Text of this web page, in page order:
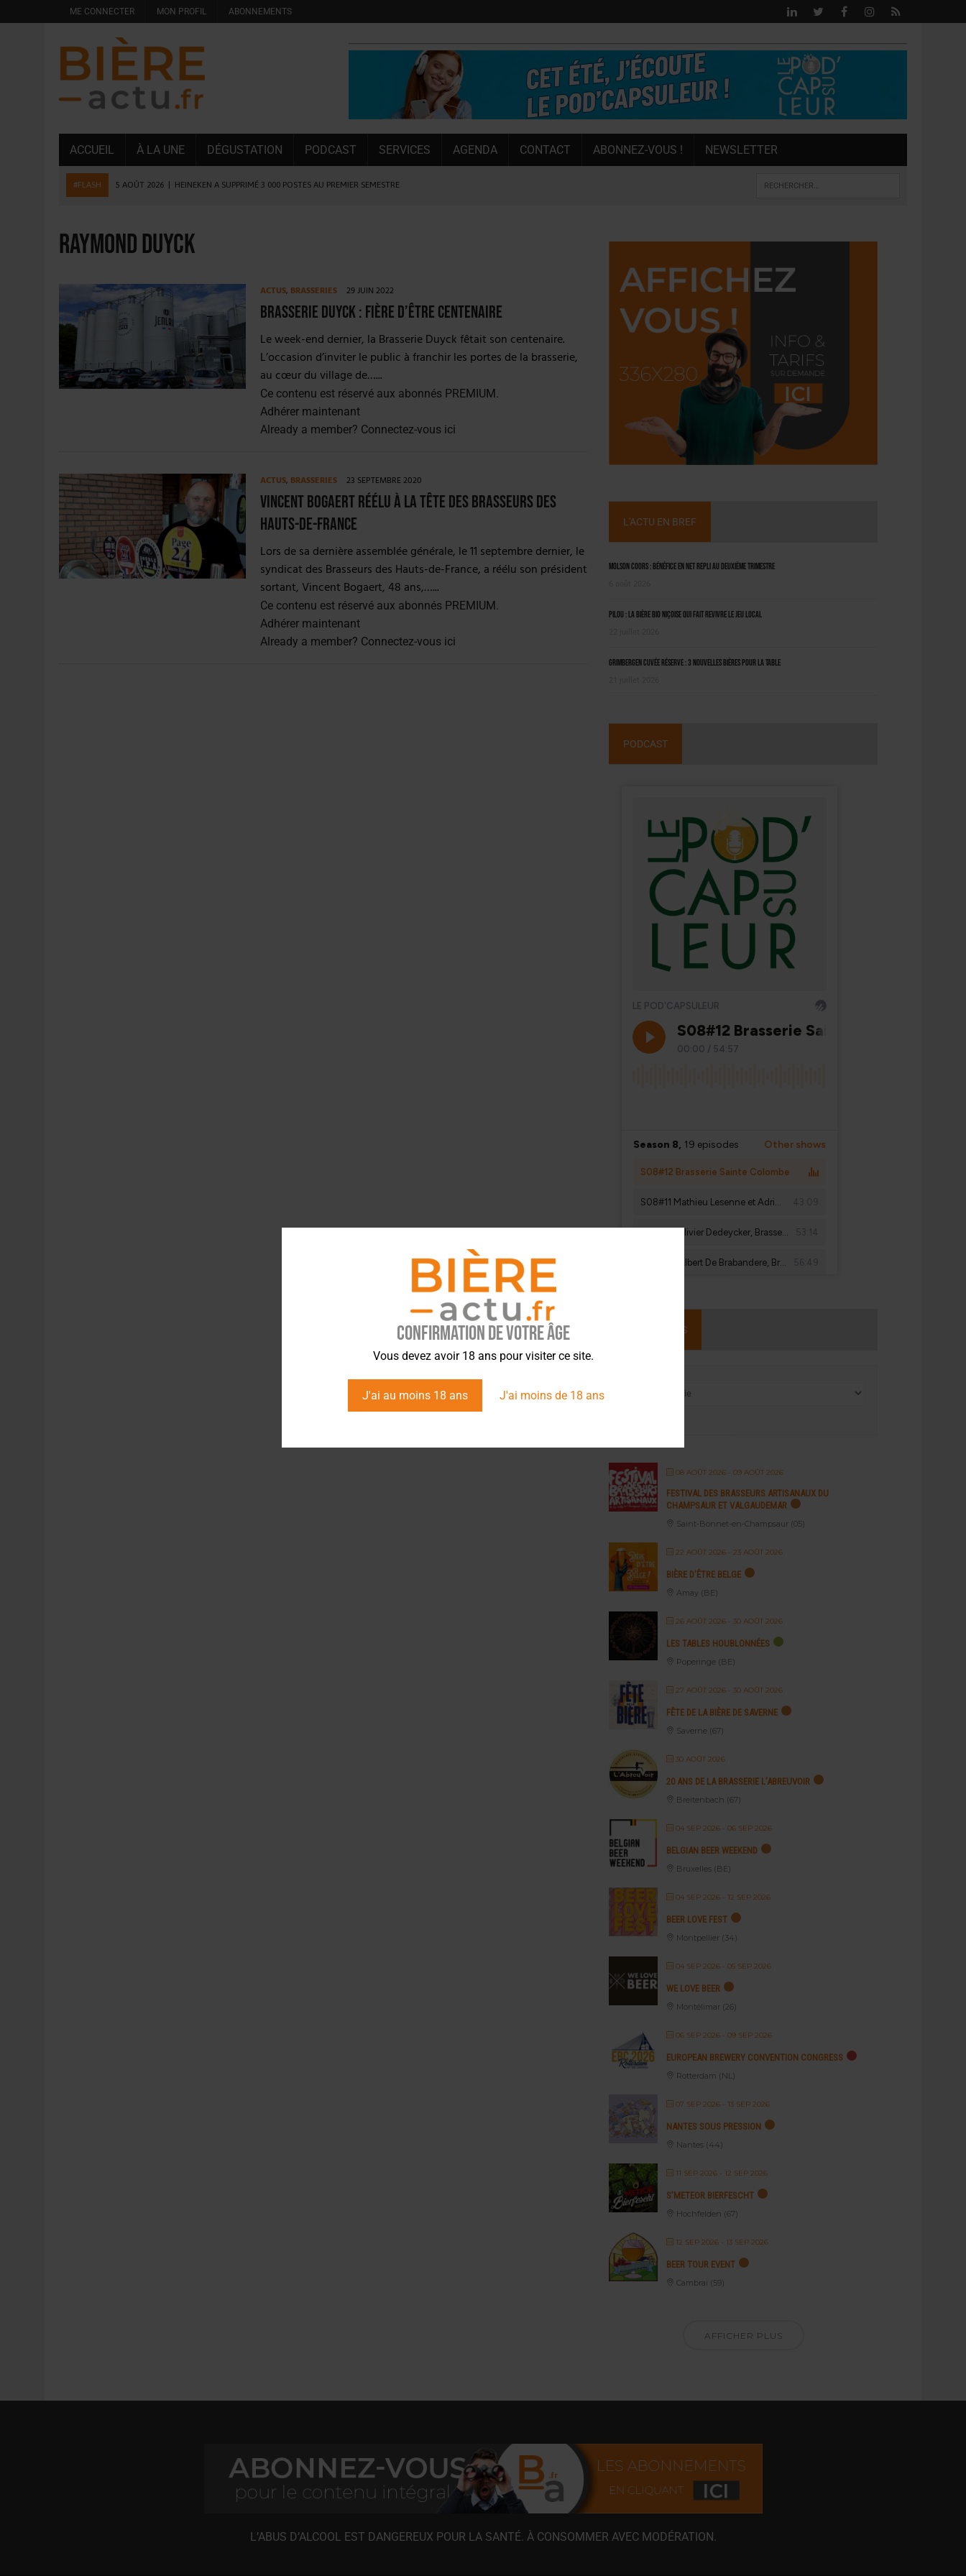
Confirmation de votre âge
Vous devez avoir 18 ans pour visiter ce site.
J'ai au moins 18 ans J'ai moins de 18 ans
ME CONNECTER MON PROFIL ABONNEMENTS
ACCUEIL À LA UNE DÉGUSTATION PODCAST SERVICES AGENDA CONTACT ABONNEZ-VOUS ! NEWSLETTER
#FLASH 5 AOÛT 2026 HEINEKEN A SUPPRIMÉ 3 000 POSTES AU PREMIER SEMESTRE
4 AOÛT 2026 | DESPERADOS AVENIDA : 3 INNOVATIONS LATINES DE L’ÉTÉ
4 AOÛT 2026 | LA GÉNÉRATION Z ET LA MODÉRATION RÉINVENTENT LE MARCHÉ [ÉTUDE]
31 JUILLET 2026 PODCAST – BRASSERIE SAINTE COLOMBE, 30 ANS, PIONNIÈRE EN ILLE-ET-VILAINE
31 JUILLET 2026 JUIN EN CHR : LA BIÈRE RESTE EN TÊTE, POURSUIVIE PAR LES NO/LOW [ÉTUDE]
6 AOÛT 2026 SAVERNE : LA FÊTE DE LA BIÈRE SOUFFLE SA 15E BOUGIE
Raymond Duyck
ACTUS, BRASSERIES 29 JUIN 2022
Brasserie Duyck : fière d’être centenaire
Le week-end dernier, la Brasserie Duyck fêtait son centenaire.
L’occasion d’inviter le public à franchir les portes de la brasserie,
au cœur du village de…...
Ce contenu est réservé aux abonnés PREMIUM.
Adhérer maintenant
Already a member? Connectez-vous ici
ACTUS, BRASSERIES 23 SEPTEMBRE 2020
Vincent Bogaert réélu à la tête des Brasseurs des
Hauts-de-France
Lors de sa dernière assemblée générale, le 11 septembre dernier, le
syndicat des Brasseurs des Hauts-de-France, a réélu son président
sortant, Vincent Bogaert, 48 ans,…...
Ce contenu est réservé aux abonnés PREMIUM.
Adhérer maintenant
Already a member? Connectez-vous ici
L'ACTU EN BREF
Molson Coors : bénéfice en net repli au deuxième trimestre
Pilou : la bière bio niçoise qui fait revivre le jeu local
Grimbergen Cuvée Réserve : 3 nouvelles bières pour la table
PODCAST
ÉVÉNEMENTS
08 AOÛT 2026 - 09 AOÛT 2026
FESTIVAL DES BRASSEURS ARTISANAUX DU
CHAMPSAUR ET VALGAUDEMAR
Saint-Bonnet-en-Champsaur (05)
22 AOÛT 2026 - 23 AOÛT 2026
BIÈRE D’ÊTRE BELGE
Amay (BE)
26 AOÛT 2026 - 30 AOÛT 2026
LES TABLES HOUBLONNÉES
Poperinge (BE)
27 AOÛT 2026 - 30 AOÛT 2026
FÊTE DE LA BIÈRE DE SAVERNE
Saverne (67)
30 AOÛT 2026
20 ANS DE LA BRASSERIE L’ABREUVOIR
Breitenbach (67)
04 SEP 2026 - 06 SEP 2026
BELGIAN BEER WEEKEND
Bruxelles (BE)
04 SEP 2026 - 12 SEP 2026
BEER LOVE FEST
Montpellier (34)
04 SEP 2026 - 05 SEP 2026
WE LOVE BEER
Montélimar (26)
06 SEP 2026 - 09 SEP 2026
EUROPEAN BREWERY CONVENTION CONGRESS
Rotterdam (NL)
07 SEP 2026 - 13 SEP 2026
NANTES SOUS PRESSION
Nantes (44)
11 SEP 2026 - 12 SEP 2026
S’METEOR BIERFESCHT
Hochfelden (67)
12 SEP 2026 - 13 SEP 2026
BEER TOUR EVENT
Cambrai (59)
AFFICHER PLUS
L’ABUS D’ALCOOL EST DANGEREUX POUR LA SANTÉ. À CONSOMMER AVEC MODÉRATION.